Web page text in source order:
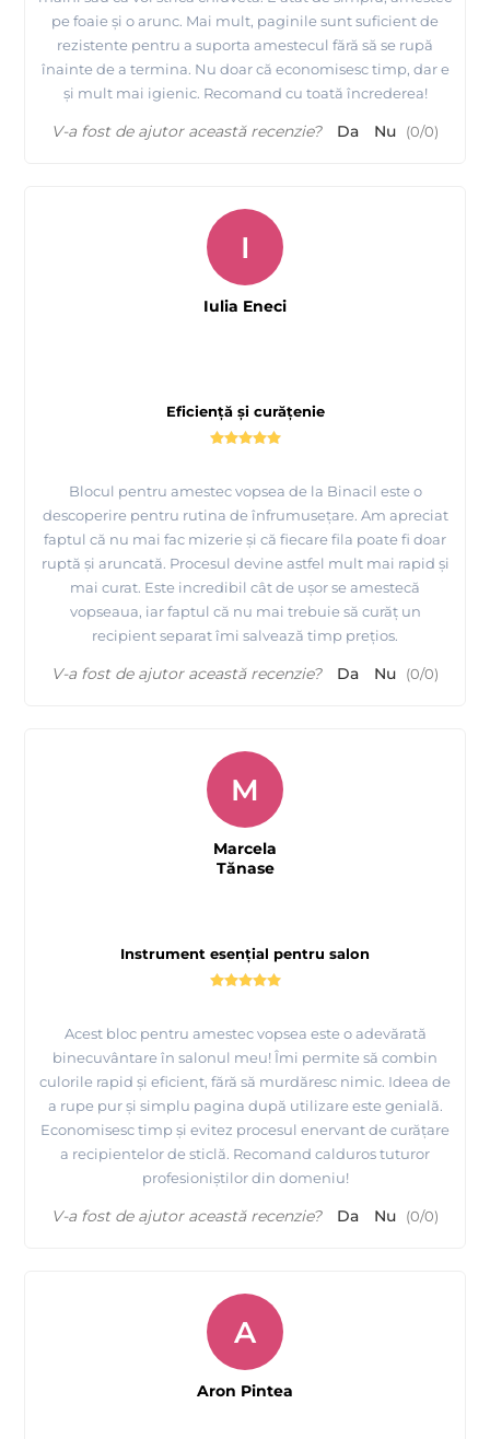
pe foaie și o arunc. Mai mult, paginile sunt suficient de
rezistente pentru a suporta amestecul fără să se rupă
înainte de a termina. Nu doar că economisesc timp, dar e
și mult mai igienic. Recomand cu toată încrederea!
V-a fost de ajutor această recenzie? Da Nu (0/0)
Eficiență și curățenie
Blocul pentru amestec vopsea de la Binacil este o
descoperire pentru rutina de înfrumusețare. Am apreciat
faptul că nu mai fac mizerie și că fiecare fila poate fi doar
ruptă și aruncată. Procesul devine astfel mult mai rapid și
mai curat. Este incredibil cât de ușor se amestecă
vopseaua, iar faptul că nu mai trebuie să curăț un
recipient separat îmi salvează timp prețios.
I
Iulia Eneci
V-a fost de ajutor această recenzie? Da Nu (0/0)
Instrument esențial pentru salon
Acest bloc pentru amestec vopsea este o adevărată
binecuvântare în salonul meu! Îmi permite să combin
culorile rapid și eficient, fără să murdăresc nimic. Ideea de
a rupe pur și simplu pagina după utilizare este genială.
Economisesc timp și evitez procesul enervant de curățare
a recipientelor de sticlă. Recomand calduros tuturor
profesioniștilor din domeniu!
M
Marcela
Tănase
V-a fost de ajutor această recenzie? Da Nu (0/0)
A
Aron Pintea